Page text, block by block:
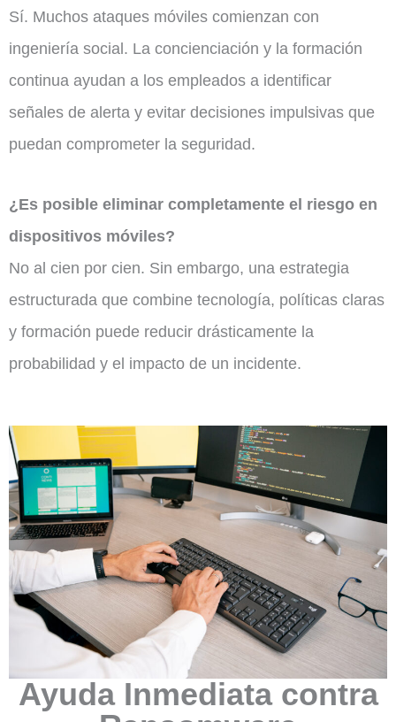
Sí. Muchos ataques móviles comienzan con
ingeniería social. La concienciación y la formación
continua ayudan a los empleados a identificar
señales de alerta y evitar decisiones impulsivas que
puedan comprometer la seguridad.
¿Es posible eliminar completamente el riesgo en
dispositivos móviles?
No al cien por cien. Sin embargo, una estrategia
estructurada que combine tecnología, políticas claras
y formación puede reducir drásticamente la
probabilidad y el impacto de un incidente.
Ayuda Inmediata contra